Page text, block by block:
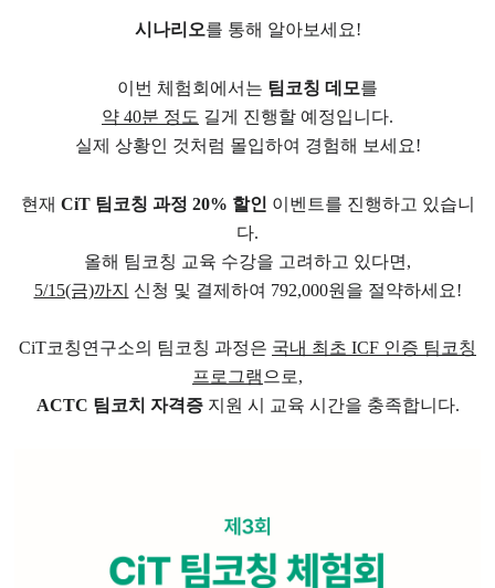
시나리오를 통해 알아보세요!
이번 체험회에서는 팀코칭 데모를
약 40분 정도 길게 진행할 예정입니다.
실제 상황인 것처럼 몰입하여 경험해 보세요!
현재 CiT 팀코칭 과정 20% 할인 이벤트를 진행하고 있습니
다.
올해 팀코칭 교육 수강을 고려하고 있다면,
5/15(금)까지
신청 및 결제하여 792,000원을 절약하세요!
CiT코칭연구소의 팀코칭 과정은 국내 최초 ICF 인증 팀코칭
프로그램 으로,
ACTC 팀코치 자격증지원 시 교육 시간을 충족합니다.